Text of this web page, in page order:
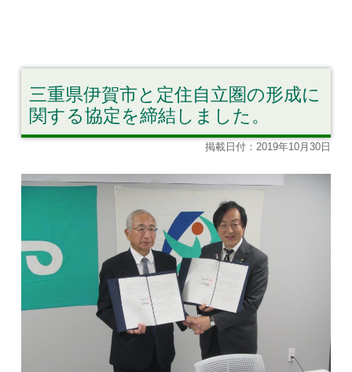
三重県伊賀市と定住自立圏の形成に
関する協定を締結しました。
掲載日付：2019年10月30日